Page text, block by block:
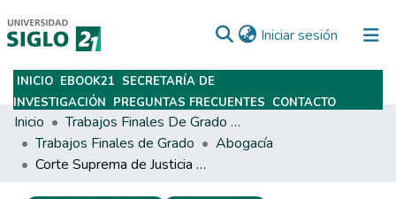
Iniciar sesión (current)
Subir
INICIO EBOOK21 SECRETARÍA DE
INVESTIGACIÓN PREGUNTAS FRECUENTES CONTACTO
Inicio
Trabajos Finales De Grado Y Posgrado
Trabajos Finales de Grado
Abogacía
Corte Suprema de Justicia de la Nación "RECURSO DE HECHO DEDUCIDO POR LA ACTORA EN LA CAUSA MARTÍNEZ, SERGIO RAÚL CONTRA AGUA RICA LLC SUCO ARGENTINA Y SU PROPIETARIA YAMANA GOLD INC. Y OTROS SI ACCIÓN DE AMPARO" (339:201) 2 de marzo de 2016 – Provincia de Catamarca – Municipio de Andalgalá, Buenos Aires.